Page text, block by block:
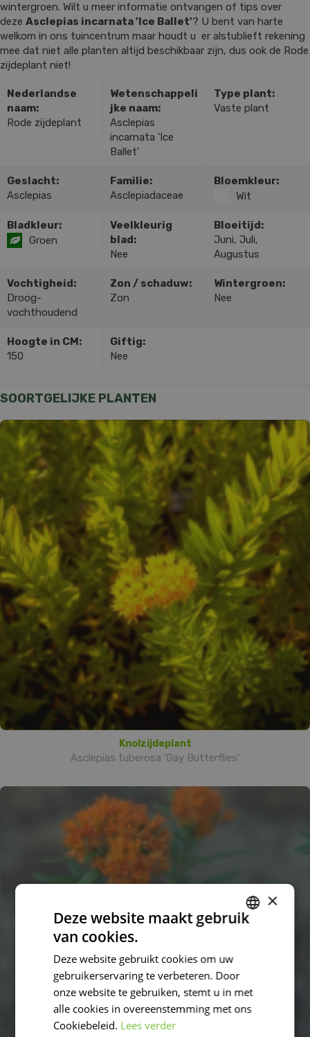
wintergroen. Wilt u meer informatie ontvangen of tips over
deze Asclepias incarnata 'Ice Ballet'? U bent van harte
welkom in ons tuincentrum maar houdt u er alstublieft rekening
mee dat niet alle planten altijd beschikbaar zijn, dus ook de Rode
zijdeplant niet!
Nederlandse
naam:
Rode zijdeplant
Wetenschappeli
jke naam:
Asclepias
incarnata 'Ice
Ballet'
Type plant:
Vaste plant
Geslacht:
Asclepias
Familie:
Asclepiadaceae
Bloemkleur:
Wit
Bladkleur:
Groen
Veelkleurig
blad:
Nee
Bloeitijd:
Juni, Juli,
Augustus
Vochtigheid:
Droog-
vochthoudend
Zon / schaduw:
Zon
Wintergroen:
Nee
Hoogte in CM:
150
Giftig:
Nee
SOORTGELIJKE PLANTEN
Knolzijdeplant
Asclepias tuberosa 'Gay Butterflies'
×
Deze website maakt gebruik
van cookies.
Deze website gebruikt cookies om uw
gebruikerservaring te verbeteren. Door
onze website te gebruiken, stemt u in met
alle cookies in overeenstemming met ons
Cookiebeleid. Lees verder